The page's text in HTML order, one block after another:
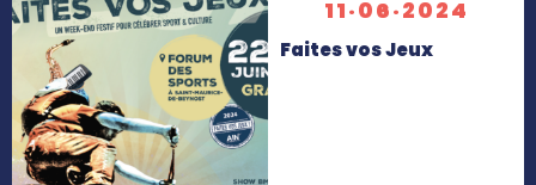
11·06·2024
Faites vos Jeux
+